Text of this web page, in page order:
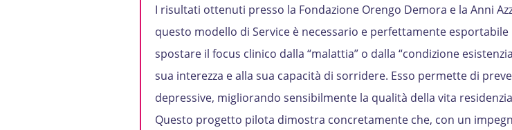
I risultati ottenuti presso la Fondazione Orengo Demora e la Anni
questo modello di Service è necessario e perfettamente esportabile
spostare il focus clinico dalla “malattia” o dalla “condizione
sua interezza e alla sua capacità di sorridere. Esso permette di
depressive, migliorando sensibilmente la qualità della vita
Questo progetto pilota dimostra concretamente che, con un